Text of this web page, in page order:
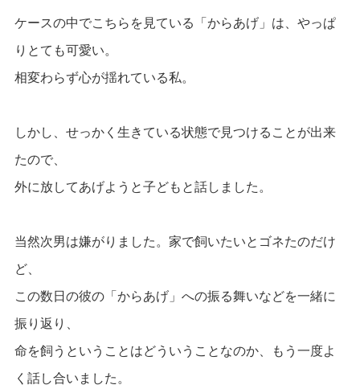
ケースの中でこちらを見ている「からあげ」は、やっぱ
りとても可愛い。
相変わらず心が揺れている私。
しかし、せっかく生きている状態で見つけることが出来
たので、
外に放してあげようと子どもと話しました。
当然次男は嫌がりました。家で飼いたいとゴネたのだけ
ど、
この数日の彼の「からあげ」への振る舞いなどを一緒に
振り返り、
命を飼うということはどういうことなのか、もう一度よ
く話し合いました。